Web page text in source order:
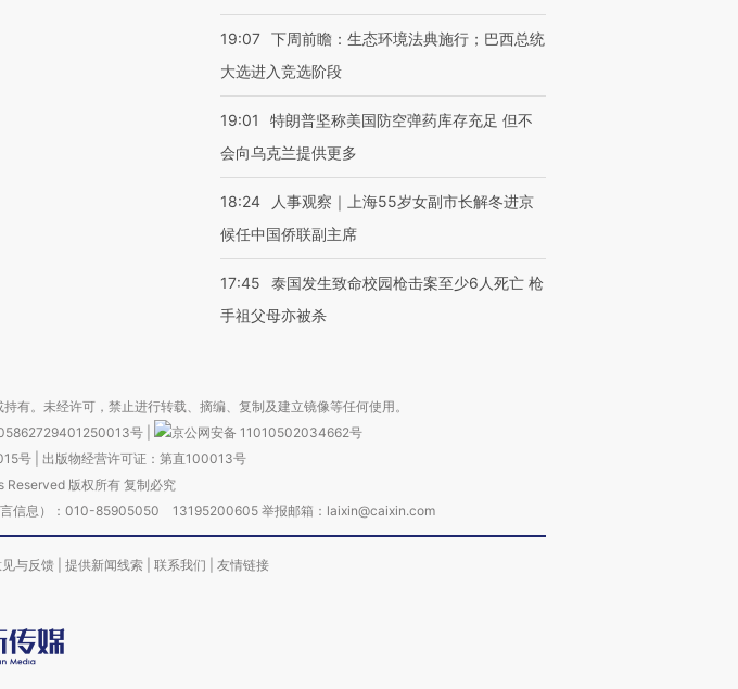
19:07 下周前瞻：生态环境法典施行；巴西总统
大选进入竞选阶段
19:01
特朗普坚称美国防空弹药库存充足 但不
会向乌克兰提供更多
18:24
人事观察｜上海55岁女副市长解冬进京
候任中国侨联副主席
17:45
泰国发生致命校园枪击案至少6人死亡 枪
手祖父母亦被杀
有。未经许可，禁止进行转载、摘编、复制及建立镜像等任何使用。
号
京公网安备 11010502034662号
号| 出版物经营许可证：第直100013号
版权所有 复制必究
言信息）：010-85905050 13195200605 举报邮箱：laixin@caixin.com
与反馈 提供新闻线索 联系我们 友情链接